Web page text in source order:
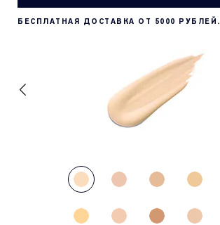
БЕСПЛАТНАЯ ДОСТАВКА ОТ 5000 РУБЛЕЙ.